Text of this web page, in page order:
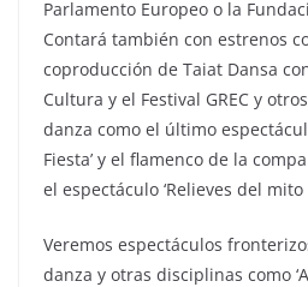
Parlamento Europeo o la
Contará también con estrenos
coproducción de Taiat Dansa
Cultura y el Festival GREC y
danza como el último
Fiesta’ y el flamenco de la
el espectáculo ‘Relieves del mito
Veremos espectáculos
danza y otras disciplinas como